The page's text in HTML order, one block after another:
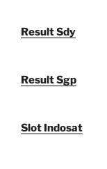
Result Sdy
Result Sgp
Slot Indosat